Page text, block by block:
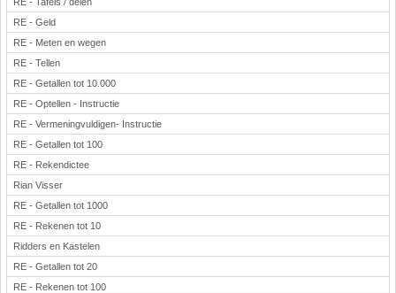
RE - Geld
RE - Meten en wegen
RE - Tellen
RE - Getallen tot 10.000
RE - Optellen - Instructie
RE - Vermeningvuldigen- Instructie
RE - Getallen tot 100
RE - Rekendictee
Rian Visser
RE - Getallen tot 1000
RE - Rekenen tot 10
Ridders en Kastelen
RE - Getallen tot 20
RE - Rekenen tot 100